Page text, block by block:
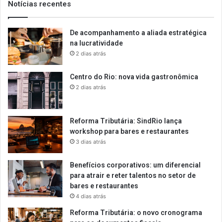
Notícias recentes
De acompanhamento a aliada estratégica
na lucratividade
2 dias atrás
Centro do Rio: nova vida gastronômica
2 dias atrás
Reforma Tributária: SindRio lança
workshop para bares e restaurantes
3 dias atrás
Benefícios corporativos: um diferencial
para atrair e reter talentos no setor de
bares e restaurantes
4 dias atrás
Reforma Tributária: o novo cronograma